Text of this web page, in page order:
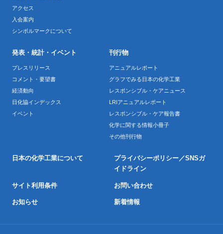
アクセス
入会案内
シンボルマークについて
発表・統計・イベント
プレスリリース
コメント・要望書
経済動向
日化協インデックス
イベント
刊行物
アニュアルレポート
グラフでみる日本の化学工業
レスポンシブル・ケアニュース
LRIアニュアルレポート
レスポンシブル・ケア報告書
化学に関する情報小冊子
その他刊行物
日本の化学工業について
プライバシーポリシー／SNSガ
イドライン
サイト利用条件 お問い合わせ
お知らせ 新着情報